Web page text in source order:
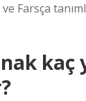
Farsça
kaç